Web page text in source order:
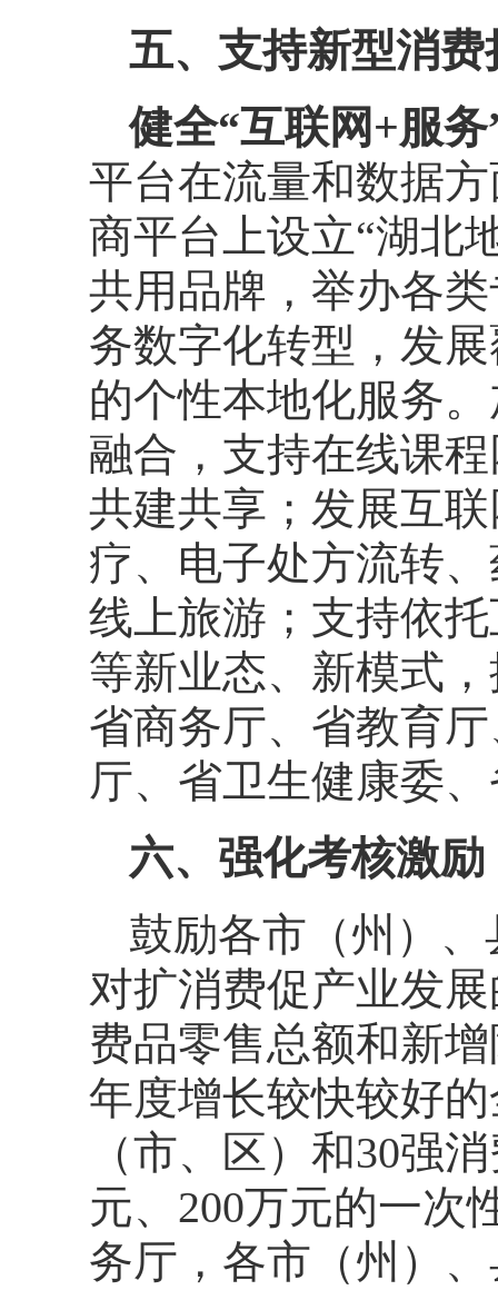
五、支持新型消费
健全“互联网+服
平台在流量和数据
商平台上设立“湖北
共用品牌，举办各
务数字化转型，发
的个性本地化服务
融合，支持在线课
共建共享；发展互
疗、电子处方流转
线上旅游；支持依
等新业态、新模式
省商务厅、省教育
厅、省卫生健康委
六、强化考核激励
鼓励各市（州）
对扩消费促产业发
费品零售总额和新
年度增长较快较好
（市、区）和30强
元、200万元的一次
务厅，各市（州）